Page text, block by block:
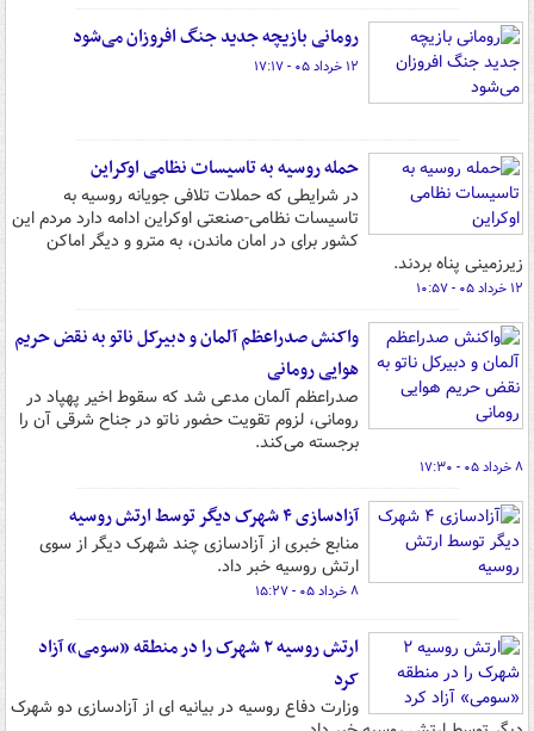
رومانی بازیچه جدید جنگ افروزان می‌شود
۱۲ خرداد ۰۵ - ۱۷:۱۷
حمله روسیه به تاسیسات نظامی اوکراین
در شرایطی که حملات تلافی جویانه روسیه به
تاسیسات نظامی-صنعتی اوکراین ادامه دارد مردم این
کشور برای در امان ماندن، به مترو و دیگر اماکن
زیرزمینی پناه بردند.
۱۲ خرداد ۰۵ - ۱۰:۵۷
واکنش صدراعظم آلمان و دبیرکل ناتو به نقض حریم
هوایی رومانی
صدراعظم آلمان مدعی شد که سقوط اخیر پهپاد در
رومانی، لزوم تقویت حضور ناتو در جناح شرقی آن را
برجسته می‌کند.
۸ خرداد ۰۵ - ۱۷:۳۰
آزادسازی ۴ شهرک دیگر توسط ارتش روسیه
منابع خبری از آزادسازی چند شهرک دیگر از سوی
ارتش روسیه خبر داد.
۸ خرداد ۰۵ - ۱۵:۲۷
ارتش روسیه ۲ شهرک را در منطقه «سومی» آزاد
کرد
وزارت دفاع روسیه در بیانیه ای از آزادسازی دو شهرک